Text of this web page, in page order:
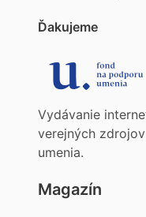
Ďakujeme
Vydávanie
verejných
umenia.
Magazín